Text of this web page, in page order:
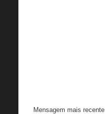
Mensagem mais recente